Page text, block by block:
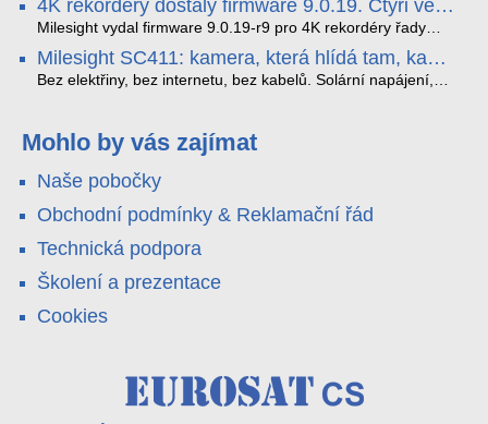
dopravních předpisů, zvyšoval bezpečnost na silnicích a
optimalizoval plynulost dopravy v moderních městech.
4MP senzorů SONY do jednoho čistého 180° záběru bez
zkreslení. K tomu přidává AI detekci osob a vozidel,
YouTube – bez běžícího počítače.
4K rekordéry dostaly firmware 9.0.19. Čtyři věci,
které musíte vědět.
Milesight vydal firmware 9.0.19-r9 pro 4K rekordéry řady
které vám zjednoduší práci – a jedna z nich vám ušetří
spoustu zbytečných výjezdů k zákazníkům.
Milesight SC411: kamera, která hlídá tam, kam
kabel nedosáhne
Bez elektřiny, bez internetu, bez kabelů. Solární napájení,
váš telefon. Podívejte se na video.
Mohlo by vás zajímat
Naše pobočky
Obchodní podmínky & Reklamační řád
Technická podpora
Školení a prezentace
Cookies